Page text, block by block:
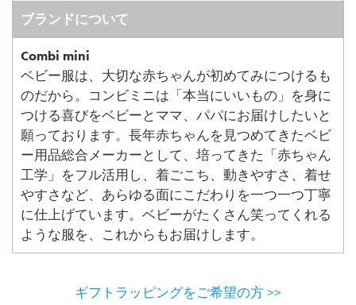
ブランドについて
Combi mini
ベビー服は、大切な赤ちゃんが初めてみにつけるも
のだから。コンビミニは「本当にいいもの」を身に
つける喜びをベビーとママ、パパにお届けしたいと
願っております。長年赤ちゃんを見つめてきたベビ
ー用品総合メーカーとして、培ってきた「赤ちゃん
工学」をフル活用し、着ごこち、動きやすさ、着せ
やすさなど、あらゆる面にこだわりを一つ一つ丁寧
に仕上げています。ベビーがたくさん笑ってくれる
ような服を、これからもお届けします。
ギフトラッピングをご希望の方 >>